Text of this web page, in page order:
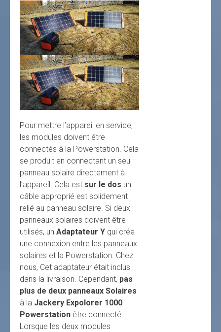
Pour mettre l’appareil en service,
les modules doivent être
connectés à la Powerstation. Cela
se produit en connectant un seul
panneau solaire directement à
l’appareil. Cela est sur le dos un
câble approprié est solidement
relié au panneau solaire. Si deux
panneaux solaires doivent être
utilisés, un Adaptateur Y qui crée
une connexion entre les panneaux
solaires et la Powerstation. Chez
nous, Cet adaptateur était inclus
dans la livraison. Cependant, pas
plus de deux panneaux Solaires
à la Jackery Expolorer 1000
Powerstation être connecté.
Lorsque les deux modules